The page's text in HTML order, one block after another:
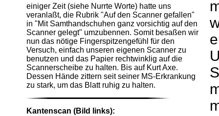
einiger Zeit (siehe Nurrte Worte) hatte uns
veranlaßt, die Rubrik "Auf den Scanner gefallen"
in "Mit Samthandschuhen ganz vorsichtig auf den
Scanner gelegt" umzubennen. Somit besaßen wir
nun das nötige Fingerspitzengefühl für den
Versuch, einfach unseren eigenen Scanner zu
benutzen und das Papier rechtwinklig auf die
Scannerscheibe zu halten. Bis auf Kurt Axe.
Dessen Hände zittern seit seiner MS-Erkrankung
zu stark, um das Blatt ruhig zu halten.
Kantenscan (Bild links):